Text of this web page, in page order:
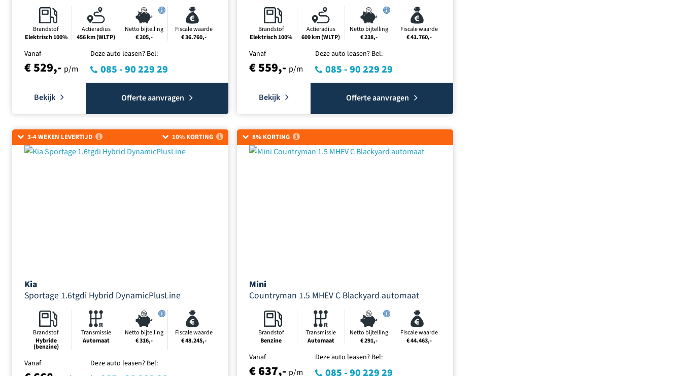
Brandstof
Elektrisch 100%
Actieradius
456 km (WLTP)
Netto bijtelling
€ 205,-
Fiscale waarde
€ 36.760,-
Vanaf
€ 529,- p/m
Deze auto leasen? Bel:
085 - 90 229 29
Bekijk Offerte aanvragen
Brandstof
Elektrisch 100%
Actieradius
609 km (WLTP)
Netto bijtelling
€ 238,-
Fiscale waarde
€ 41.760,-
Vanaf
€ 559,- p/m
Deze auto leasen? Bel:
085 - 90 229 29
Bekijk Offerte aanvragen
3-4 WEKEN LEVERTIJD 10% KORTING
Kia
Sportage 1.6tgdi Hybrid DynamicPlusLine
Brandstof
Hybride
(benzine)
Transmissie
Automaat
Netto bijtelling
€ 316,-
Fiscale waarde
€ 48.245,-
Vanaf Deze auto leasen? Bel:
8% KORTING
Mini
Countryman 1.5 MHEV C Blackyard automaat
Brandstof
Benzine
Transmissie
Automaat
Netto bijtelling
€ 291,-
Fiscale waarde
€ 44.463,-
Vanaf
€ 637,- p/m
Deze auto leasen? Bel: